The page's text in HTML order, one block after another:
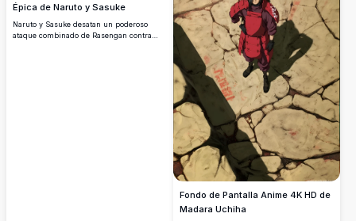
Épica de Naruto y Sasuke
Naruto y Sasuke desatan un poderoso
ataque combinado de Rasengan contra
Fondo de Pantalla Anime 4K HD de
Madara Uchiha